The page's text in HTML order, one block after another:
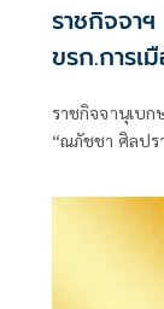
ราชกิจจา
ขรก.การเ
ราชกิจจานุเบก
“ณภัชชา ศิลป
รัฐมนตรี มีผลตั้